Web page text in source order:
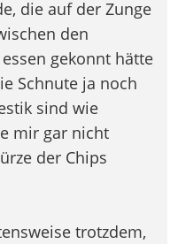
die auf der Zunge
den
gekonnt hätte
Schnute ja noch
sind wie
mir gar nicht
der Chips
trotzdem,